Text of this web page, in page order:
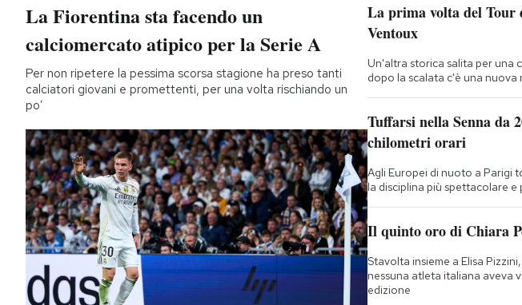
La Fiorentina sta facendo un
calciomercato atipico per la Serie A
Per non ripetere la pessima scorsa stagione ha preso tanti
calciatori giovani e promettenti, per una volta rischiando un
po’
La prima volta del Tour
Ventoux
Un'altra storica salita per una
dopo la scalata c'è una nuova
Tuffarsi nella Senna da
chilometri orari
Agli Europei di nuoto a Parigi
la disciplina più spettacolare
Il quinto oro di Chiara
Stavolta insieme a Elisa
nessuna atleta italiana aveva
edizione